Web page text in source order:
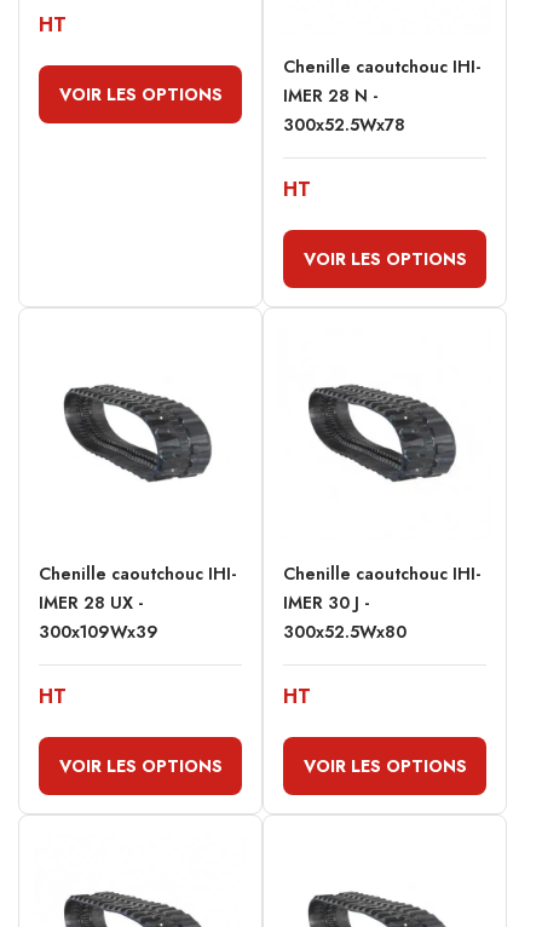
HT
VOIR LES OPTIONS
Chenille caoutchouc IHI-
IMER 28 N -
300x52.5Wx78
HT
VOIR LES OPTIONS
Chenille caoutchouc IHI-
IMER 28 UX -
300x109Wx39
HT
VOIR LES OPTIONS
Chenille caoutchouc IHI-
IMER 30 J -
300x52.5Wx80
HT
VOIR LES OPTIONS